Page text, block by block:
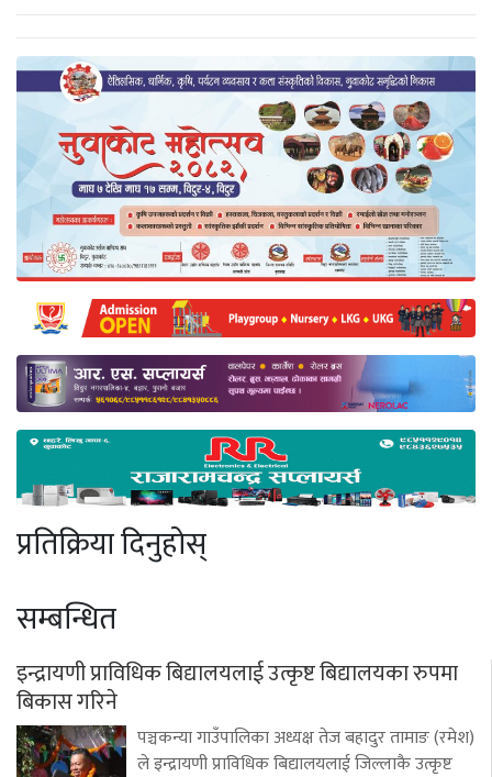
प्रतिक्रिया दिनुहोस्
सम्बन्धित
इन्द्रायणी प्राविधिक बिद्यालयलाई उत्कृष्ट बिद्यालयका रुपमा
बिकास गरिने
पञ्चकन्या गाउँपालिका अध्यक्ष तेज बहादुर तामाङ (रमेश)
ले इन्द्रायणी प्राविधिक बिद्यालयलाई जिल्लाकै उत्कृष्ट